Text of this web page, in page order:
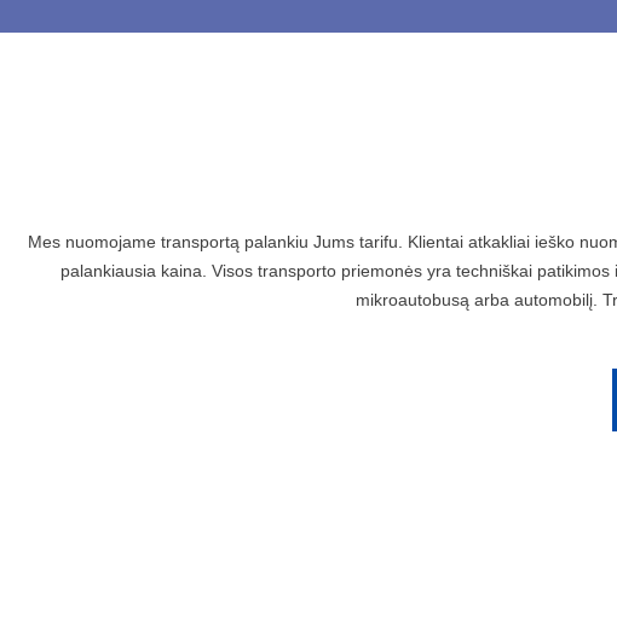
Mes nuomojame transportą palankiu Jums tarifu. Klientai atkakliai ieško
palankiausia kaina. Visos transporto priemonės yra techniškai
mikroautobusą arba automobilį.